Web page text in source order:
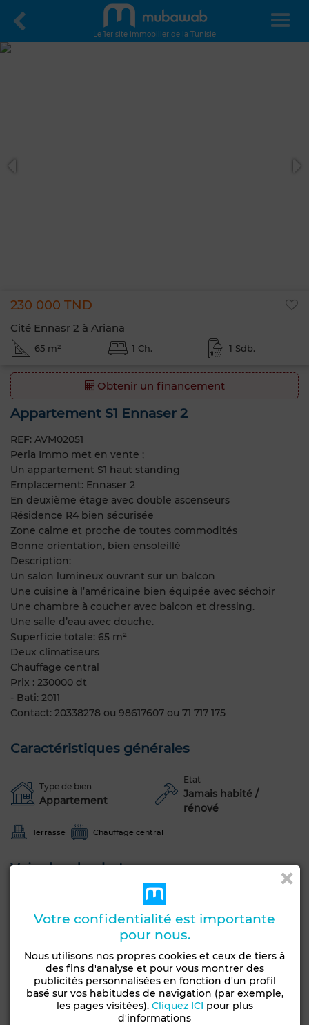
Le 1er site immobilier de la Tunisie
230 000 TND
Cité Ennasr 2 à Ariana
65 m² 1 Ch. 1 Sdb.
Obtenir un financement
Appartement S1 Ennaser 2
REF: AVM02051
Perla Immo met en vente ;
Un appartement S1 haut standing
Emplacement: Ennaser 2
En deuxième étage avec double ascenseurs
Résidence R4 bien sécurisée
Zone calme et proche de toutes commodités
Bonne orientation, bien ensoleillé
Description:
Un salon lumineux ouvrant sur un balcon
Une cuisine à l’américaine bien équipée avec séchoir
Une chambre à coucher avec balcon et dressing.
Une salle d’eau avec douche.
Superficie totale: 65 m²
Deux climatiseurs
Chauffage central
Prix : 230000 dt
- Bati: 2011
Contact: 20338278 ou 98617607 ou 71 717 175
Caractéristiques générales
Type de bien
Appartement
Etat
Jamais habité /
rénové
Terrasse Chauffage central
Voir plus de photos
Votre confidentialité est importante
pour nous.
Nous utilisons nos propres cookies et ceux de tiers à
des fins d'analyse et pour vous montrer des
publicités personnalisées en fonction d'un profil
basé sur vos habitudes de navigation (par exemple,
les pages visitées). Cliquez ICI pour plus
d'informations